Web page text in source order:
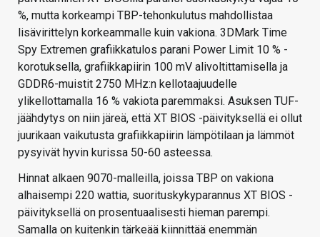
%, mutta korkeampi TBP-tehonkulutus mahdollistaa
lisävirittelyn korkeammalle kuin vakiona. 3DMark Time
Spy Extremen grafiikkatulos parani Power Limit 10 % -
korotuksella, grafiikkapiirin 100 mV alivoltittamisella ja
GDDR6-muistit 2750 MHz:n kellotaajuudelle
ylikellottamalla 16 % vakiota paremmaksi. Asuksen TUF-
jäähdytys on niin järeä, että XT BIOS -päivityksellä ei ollut
juurikaan vaikutusta grafiikkapiirin lämpötilaan ja lämmöt
pysyivät hyvin kurissa 50-60 asteessa.
Hinnat alkaen 9070-malleilla, joissa TBP on vakiona
alhaisempi 220 wattia, suorituskykyparannus XT BIOS -
päivityksellä on prosentuaalisesti hieman parempi.
Samalla on kuitenkin tärkeää kiinnittää enemmän